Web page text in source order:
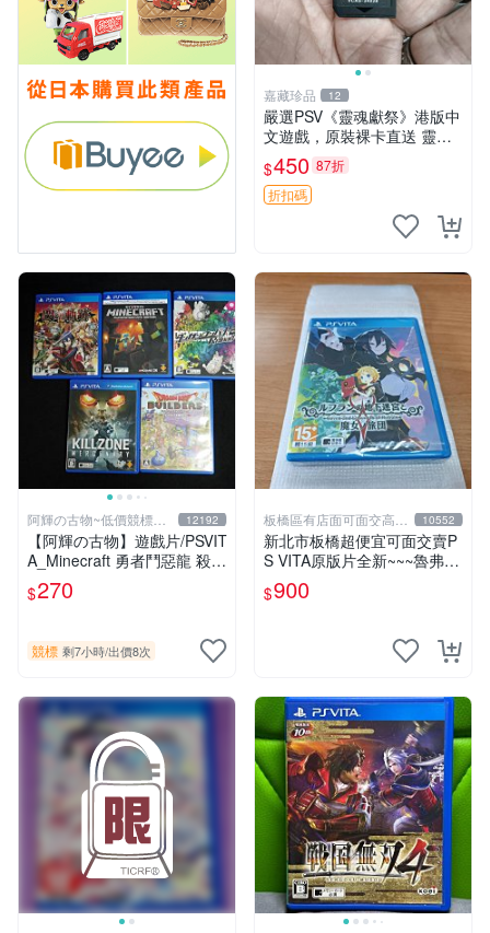
嘉藏珍品 12
嚴選PSV《靈魂獻祭》港版中
文遊戲，原裝裸卡直送 靈魂
獻祭 PSV 游戲 卡帶
$450 87折
折扣碼
阿輝の古物~低價競標五
六日結標
12192
【阿輝の古物】遊戲片/PSVIT
A_Minecraft 勇者鬥惡龍 殺戮
地帶 英雄傳說 槍彈辯駁 一批
合售_刮痕污漬_1元起標無底
$270
競標 剩7小時/出價8次
板橋區有店面可面交高價
回收電玩
10552
新北市板橋超便宜可面交賣P
S VITA原版片全新~~~魯弗蘭
的地下迷宮與魔女的旅團~~~
便宜賣
$900